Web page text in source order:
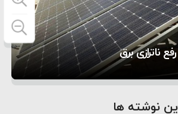
متخلف مورد اصابت قرار گرفته و
توافق تاریخی برای خلع سلاح کامل
ناترازی برق
و صلح» از سینمای ایران؛ روایتی
نوشته ها